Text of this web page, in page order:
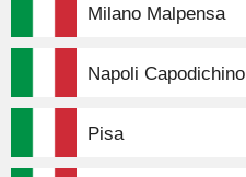
Milano Malpensa
Napoli Capodichino
Pisa